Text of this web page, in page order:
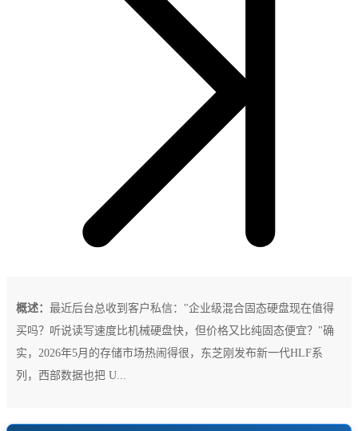
概述： 最近后台总收到客户私信："企业级混合固态硬盘现在值得
买吗？听说读写速度比机械硬盘快，但价格又比纯固态便宜？"确
实，2026年5月的存储市场热闹得很，东芝刚发布新一代HLF系
列，西部数据也把 U...